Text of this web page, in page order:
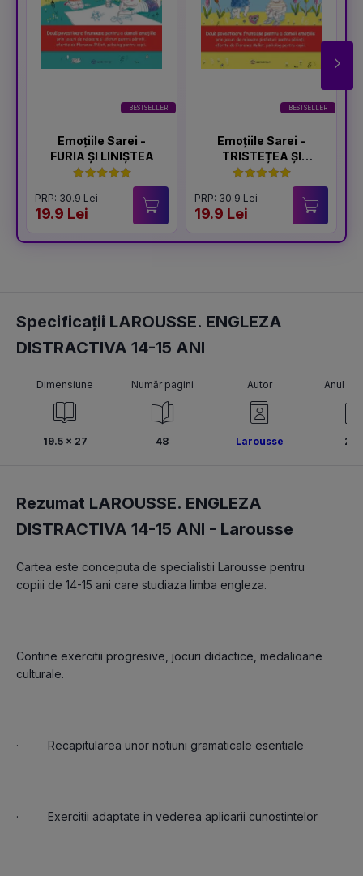
BESTSELLER
Emoțiile Sarei -
FURIA ȘI LINIȘTEA
PRP: 30.9 Lei
19.9 Lei
BESTSELLER
Emoțiile Sarei -
TRISTEȚEA ȘI
BUCURIA
PRP: 30.9 Lei
19.9 Lei
Specificații LAROUSSE. ENGLEZA
DISTRACTIVA 14-15 ANI
Dimensiune
19.5 x 27
Număr pagini
48
Autor
Larousse
Anul
Rezumat LAROUSSE. ENGLEZA
DISTRACTIVA 14-15 ANI - Larousse
Cartea este conceputa de specialistii Larousse pentru
Contine exercitii progresive, jocuri didactice, medalioane